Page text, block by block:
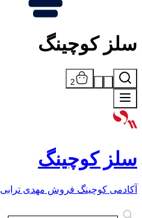
سلز کوچینگ
2
سلز کوچینگ
آکادمی کوچینگ فروش مهدی ترابی